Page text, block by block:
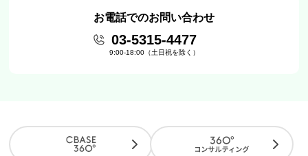
お電話でのお問い合わせ
03-5315-4477
9:00-18:00（土日祝を除く）